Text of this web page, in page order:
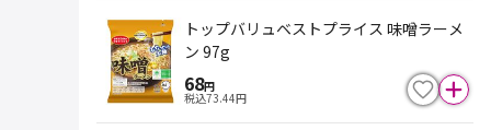
トップバリュベストプライス 味噌ラーメ
ン 97g
68円
税込73.44円